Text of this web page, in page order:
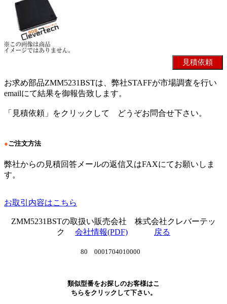
お求め部品ZMM5231BSTは、弊社STAFFが市場調査を行い
emailにて結果を御報告致します。
「見積依頼」をクリックして どうぞお問合せ下さい。
●ご注文方法
弊社からの見積回答メールの返信又はFAXにてお願いしま
す。
お取引内容はこちら
ZMM5231BSTの取扱い販売会社 株式会社クレバーテッ
ク 会社情報(PDF) 戻る
80 0001704010000
類似型番をお探しのお客様はこ
ちらをクリックして下さい。